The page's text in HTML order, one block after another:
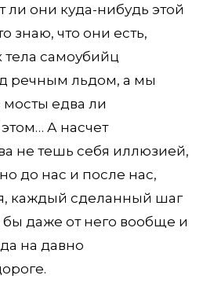
ли они куда-нибудь этой
знаю, что они есть,
тела самоубийц
речным льдом, а мы
едва ли
А насчет
не тешь себя иллюзией,
до нас и после нас,
каждый сделанный шаг
бы даже от него вообще и
на давно